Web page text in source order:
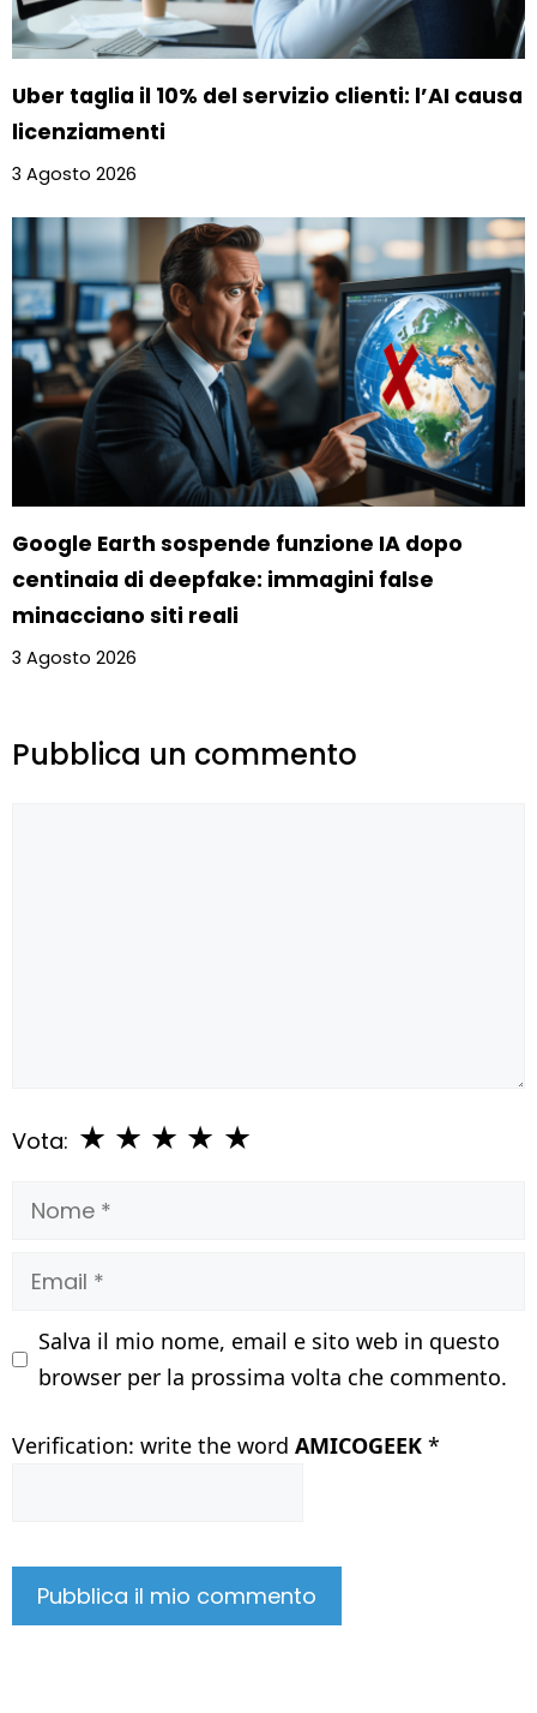
Uber taglia il 10% del servizio clienti: l’AI causa
licenziamenti
3 Agosto 2026
Google Earth sospende funzione IA dopo
centinaia di deepfake: immagini false
minacciano siti reali
3 Agosto 2026
Pubblica un commento
Vota: ★
★
★
★
★
Nome
Email
Salva il mio nome, email e sito web in questo
browser per la prossima volta che commento.
Verification: write the word AMICOGEEK *